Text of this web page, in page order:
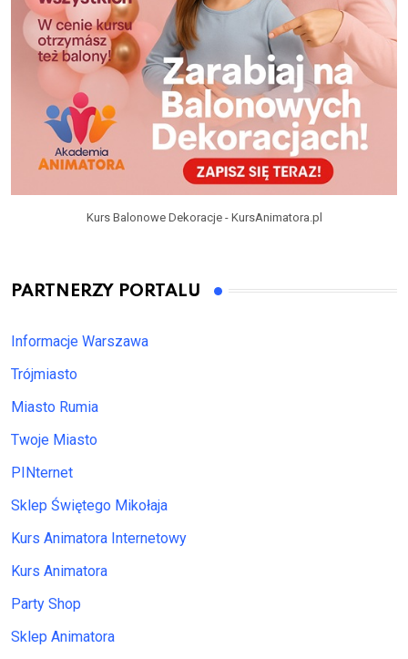
Kurs Balonowe Dekoracje - KursAnimatora.pl
PARTNERZY PORTALU
Informacje Warszawa
Trójmiasto
Miasto Rumia
Twoje Miasto
PINternet
Sklep Świętego Mikołaja
Kurs Animatora Internetowy
Kurs Animatora
Party Shop
Sklep Animatora